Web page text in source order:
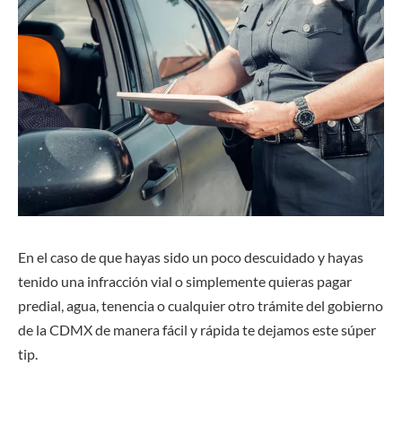
En el caso de que hayas sido un poco descuidado y hayas
tenido una infracción vial o simplemente quieras pagar
predial, agua, tenencia o cualquier otro trámite del gobierno
de la CDMX de manera fácil y rápida te dejamos este súper
tip.